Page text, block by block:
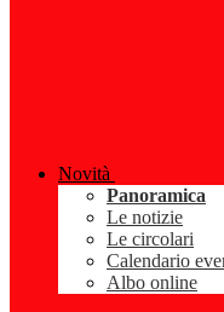
Novità
Panoramica
Le notizie
Le circolari
Calendario
Albo online